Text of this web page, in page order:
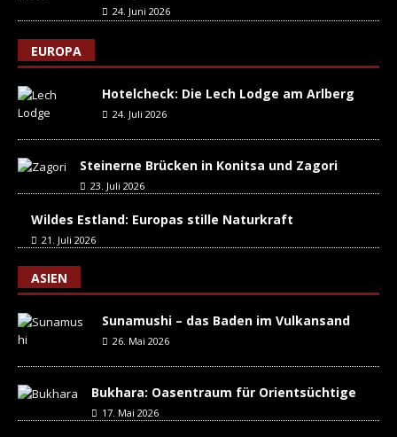
24. Juni 2026
EUROPA
Hotelcheck: Die Lech Lodge am Arlberg
24. Juli 2026
Steinerne Brücken in Konitsa und Zagori
23. Juli 2026
Wildes Estland: Europas stille Naturkraft
21. Juli 2026
ASIEN
Sunamushi – das Baden im Vulkansand
26. Mai 2026
Bukhara: Oasentraum für Orientsüchtige
17. Mai 2026